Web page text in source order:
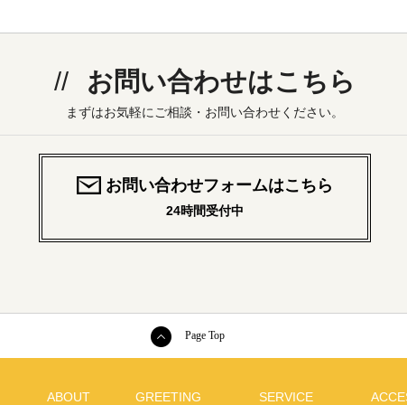
お問い合わせはこちら
まずはお気軽にご相談・お問い合わせください。
お問い合わせフォームはこちら
24時間受付中
Page Top
ABOUT GREETING SERVICE